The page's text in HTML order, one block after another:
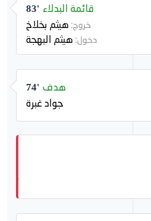
83' قائمة البدلاء
خروج:هيثم بخلاخ
دخول:هيثم البهجة
74' هدف
جواد غبرة